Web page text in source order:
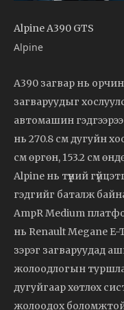
Alpine A390 GTS
Alpine
A390 загвар нь орчин
загваруудыг
автомашин гэдгээрээ
нь 270.8 см дугуйн
см өргөн, 153.2 см
Alpine нь түүний
гэдгийг баталж
AmpR Medium
нь Renault Megane E-
зэрэг загваруудад
жолоодлогын
дугуйгаар хөтлөх
жолоодох